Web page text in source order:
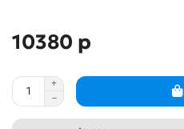
10380 р